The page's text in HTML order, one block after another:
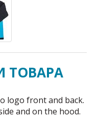
ТОВАРА
logo front and back.
and on the hood.